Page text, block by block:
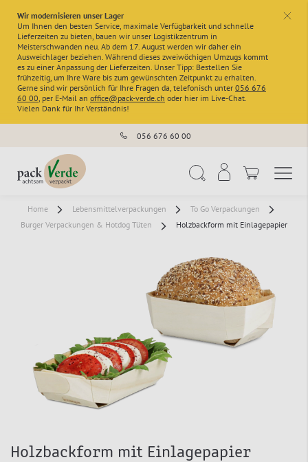
x
Wir modernisieren unser Lager
Um Ihnen den besten Service, maximale Verfügbarkeit und schnelle
Lieferzeiten zu bieten, bauen wir unser Logistikzentrum in
Meisterschwanden neu. Ab dem 17. August werden wir daher ein
Ausweichlager beziehen. Während dieses zweiwöchigen Umzugs kommt
es zu einer Anpassung der Lieferzeiten. Unser Tipp: Bestellen Sie
frühzeitig, um Ihre Ware bis zum gewünschten Zeitpunkt zu erhalten.
Gerne sind wir persönlich für Ihre Fragen da, telefonisch unter 056 676
60 00, per E-Mail an office@pack-verde.ch oder hier im Live-Chat.
Vielen Dank für Ihr Verständnis!
056 676 60 00
Home Lebensmittelverpackungen
To Go Verpackungen
Burger Verpackungen & Hotdog Tüten
Holzbackform mit Einlagepapier
Holzbackform mit Einlagepapier